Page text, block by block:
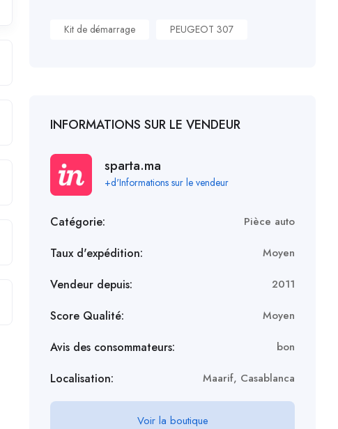
Kit de démarrage PEUGEOT 307
INFORMATIONS SUR LE VENDEUR
sparta.ma
+d'Informations sur le vendeur
Catégorie: Pièce auto
Taux d'expédition: Moyen
Vendeur depuis: 2011
Score Qualité: Moyen
Avis des consommateurs: bon
Localisation: Maarif, Casablanca
Voir la boutique